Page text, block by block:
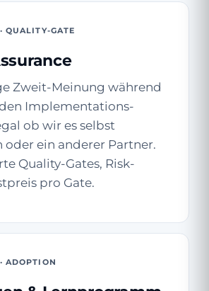
QUALITY-GATE
Zweit-Meinung während
Implementations-
ob wir es selbst
ein anderer Partner.
Quality-Gates, Risk-
pro Gate.
ADOPTION